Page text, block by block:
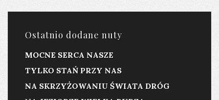
Ostatnio dodane nuty
MOCNE SERCA NASZE
TYLKO STAŃ PRZY NAS
NA SKRZYŻOWANIU ŚWIATA DRÓG